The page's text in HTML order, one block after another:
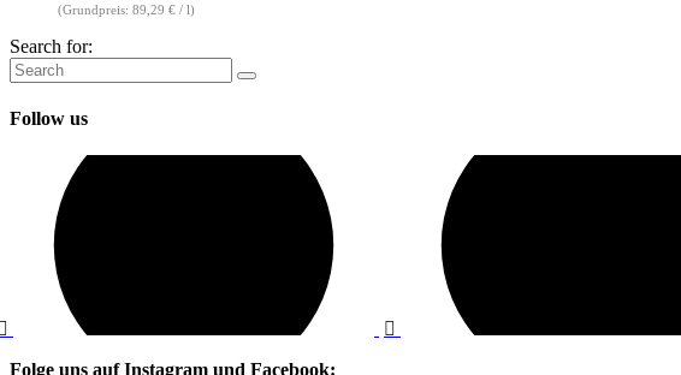
(Grundpreis: 89,29 € / l)
Search for:
Follow us
Folge uns auf Instagram und Facebook: